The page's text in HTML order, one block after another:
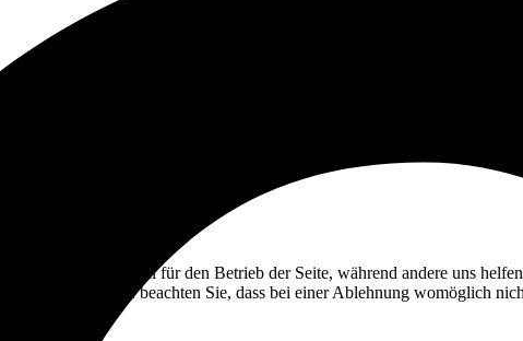
ihnen sind essenziell für den Betrieb der Seite, während andere uns
möchten. Bitte beachten Sie, dass bei einer Ablehnung womöglich